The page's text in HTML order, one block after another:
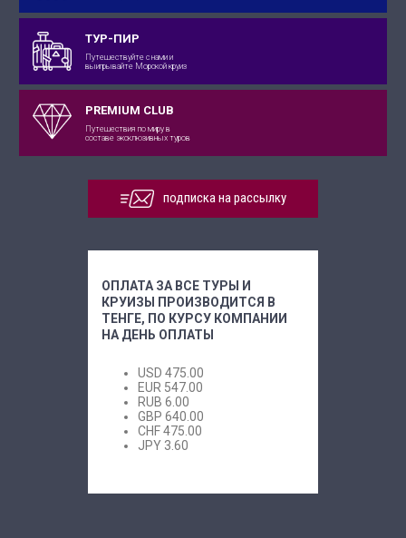
ТУР-ПИР
Путешествуйте с нами и
выигрывайте Морской круиз
PREMIUM CLUB
Путешествия по миру в
составе эксклюзивных туров
подписка на рассылку
ОПЛАТА ЗА ВСЕ ТУРЫ И
КРУИЗЫ ПРОИЗВОДИТСЯ В
ТЕНГЕ, ПО КУРСУ КОМПАНИИ
НА ДЕНЬ ОПЛАТЫ
USD 475.00
EUR 547.00
RUB 6.00
GBP 640.00
CHF475.00
JPY 3.60